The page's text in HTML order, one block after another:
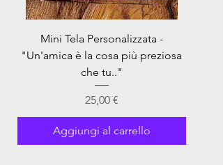
Mini Tela Personalizzata -
"Un'amica è la cosa più preziosa
che tu.."
Prezzo
25,00 €
Aggiungi al carrello